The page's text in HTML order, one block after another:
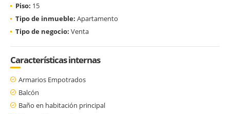
Piso: 15
Tipo de inmueble: Apartamento
Tipo de negocio: Venta
Características internas
Armarios Empotrados
Balcón
Baño en habitación principal